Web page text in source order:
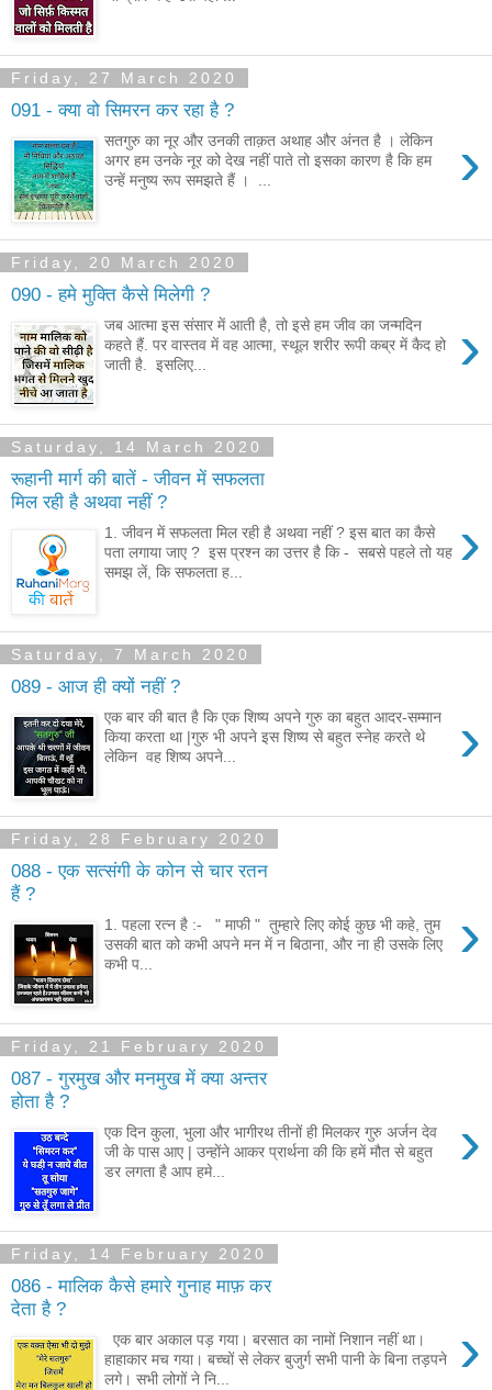
Friday, 27 March 2020
091 - क्या वो सिमरन कर रहा है ?
›
सतगुरु का नूर और उनकी ताक़त अथाह और अंनत है । लेकिन
अगर हम उनके नूर को देख नहीं पाते तो इसका कारण है कि हम
उन्हें मनुष्य रूप समझते हैं । ...
Friday, 20 March 2020
090 - हमे मुक्ति कैसे मिलेगी ?
›
जब आत्मा इस संसार में आती है, तो इसे हम जीव का जन्मदिन
कहते हैं. पर वास्तव में वह आत्मा, स्थूल शरीर रूपी कब्र में कैद हो
जाती है. इसलिए...
Saturday, 14 March 2020
रूहानी मार्ग की बातें - जीवन में सफलता
मिल रही है अथवा नहीं ?
›
1. जीवन में सफलता मिल रही है अथवा नहीं ? इस बात का कैसे
पता लगाया जाए ? इस प्रश्न का उत्तर है कि - सबसे पहले तो यह
समझ लें, कि सफलता ह...
Saturday, 7 March 2020
089 - आज ही क्यों नहीं ?
›
एक बार की बात है कि एक शिष्य अपने गुरु का बहुत आदर-सम्मान
किया करता था |गुरु भी अपने इस शिष्य से बहुत स्नेह करते थे
लेकिन वह शिष्य अपने...
Friday, 28 February 2020
088 - एक सत्संगी के कोन से चार रतन
हैं ?
›
1. पहला रत्न है :- " माफी " तुम्हारे लिए कोई कुछ भी कहे, तुम
उसकी बात को कभी अपने मन में न बिठाना, और ना ही उसके लिए
कभी प...
Friday, 21 February 2020
087 - गुरमुख और मनमुख में क्या अन्तर
होता है ?
›
एक दिन कुला, भुला और भागीरथ तीनों ही मिलकर गुरु अर्जन देव
जी के पास आए | उन्होंने आकर प्रार्थना की कि हमें मौत से बहुत
डर लगता है आप हमे...
Friday, 14 February 2020
086 - मालिक कैसे हमारे गुनाह माफ़ कर
देता है ?
›
एक बार अकाल पड़ गया। बरसात का नामों निशान नहीं था।
हाहाकार मच गया। बच्चों से लेकर बुजुर्ग सभी पानी के बिना तड़पने
लगे। सभी लोगों ने नि...